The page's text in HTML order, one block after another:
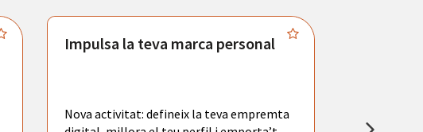
Impulsa la teva marca personal
Nova activitat: defineix la teva empremta